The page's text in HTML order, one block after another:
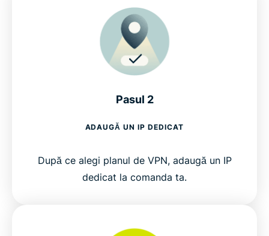
Pasul 2
ADAUGĂ UN IP DEDICAT
După ce alegi planul de VPN, adaugă un IP
dedicat la comanda ta.